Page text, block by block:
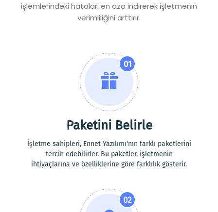
işlemlerindeki hataları en aza indirerek işletmenin
verimliliğini arttırır.
01
Paketini Belirle
İşletme sahipleri, Ennet Yazılımı'nın farklı paketlerini
tercih edebilirler. Bu paketler, işletmenin
ihtiyaçlarına ve özelliklerine göre farklılık gösterir.
02